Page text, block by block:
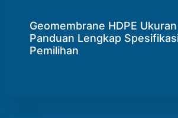
Geomembrane HDPE
Panduan Lengkap
Pemilihan